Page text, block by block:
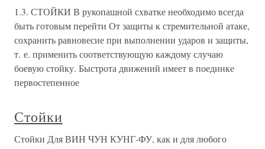
1.3. СТОЙКИ В рукопашной схватке необходимо всегда
быть готовым перейти От защиты к стремительной атаке,
сохранить равновесие при выполнении ударов и защиты,
т. е. применить соответствующую каждому случаю
боевую стойку. Быстрота движений имеет в поединке
первостепенное
Стойки
Стойки Для ВИН ЧУН КУНГ-ФУ, как и для любого